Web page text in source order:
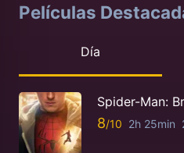
Películas
Día
Spider-Man:
8 2h 25min